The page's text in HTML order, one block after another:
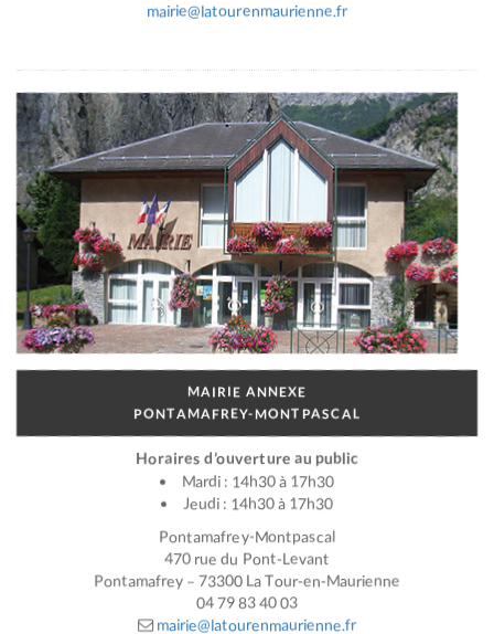
mairie@latourenmaurienne.fr
MAIRIE ANNEXE
PONTAMAFREY-MONTPASCAL
Horaires d’ouverture au public
Mardi : 14h30 à 17h30
Jeudi : 14h30 à 17h30
Pontamafrey-Montpascal
470 rue du Pont-Levant
Pontamafrey – 73300 La Tour-en-Maurienne
04 79 83 40 03
mairie@latourenmaurienne.fr